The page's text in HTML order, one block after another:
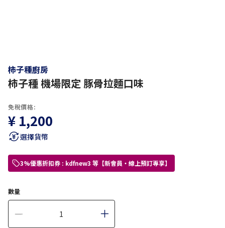
柿子種廚房
柿子種 機場限定 豚骨拉麵口味
免稅價格:
¥ 1,200
選擇貨幣
3%優惠折扣券 : kdfnew3 等【新會員・線上預訂專享】
數量